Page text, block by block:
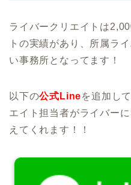
ライバークリエイトは
トの実績があり、所属ラ
い事務所となってます！
以下の公式Lineを追加し
エイト担当者がライバー
えてくれます！！